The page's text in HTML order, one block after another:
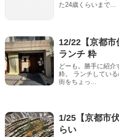
た24歳くらいまで...
12/22【京都
ランチ 粋
どーも。勝手に紹介
粋。 ランチしてい
街をちょっ...
1/25【京都市
らい